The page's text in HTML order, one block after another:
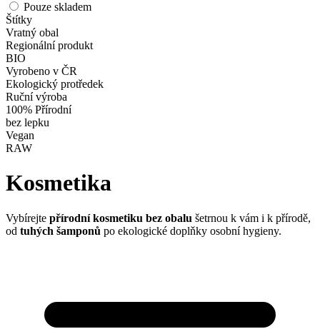
Pouze skladem
Štítky
Vratný obal
Regionální produkt
BIO
Vyrobeno v ČR
Ekologický protředek
Ruční výroba
100% Přírodní
bez lepku
Vegan
RAW
Kosmetika
Vybírejte přírodní kosmetiku bez obalu šetrnou k vám i k přírodě,
od tuhých šamponů po ekologické doplňky osobní hygieny.